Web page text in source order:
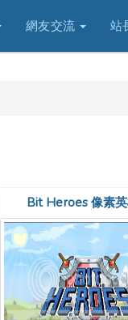
網友交流 站
Bit Heroes 像素